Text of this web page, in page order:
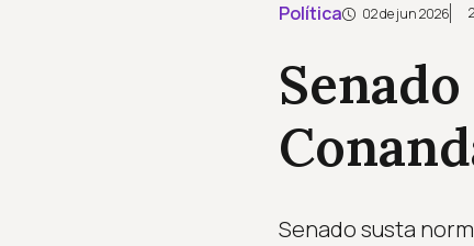
Política 02 de jun 2026
Senado susta